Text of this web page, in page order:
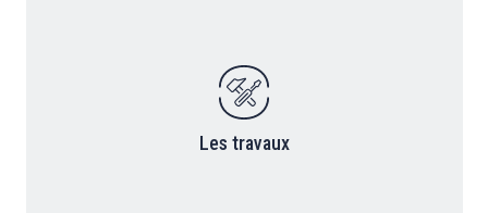
Les travaux